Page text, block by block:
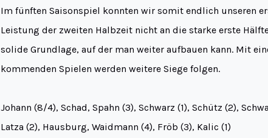
Im fünften Saisonspiel konnten wir somit endlich unseren
Leistung der zweiten Halbzeit nicht an die starke erste
solide Grundlage, auf der man weiter aufbauen kann. Mit
kommenden Spielen werden weitere Siege folgen.
Johann (8/4), Schad, Spahn (3), Schwarz (1), Schütz (2),
Latza (2), Hausburg, Waidmann (4), Fröb (3), Kalic (1)